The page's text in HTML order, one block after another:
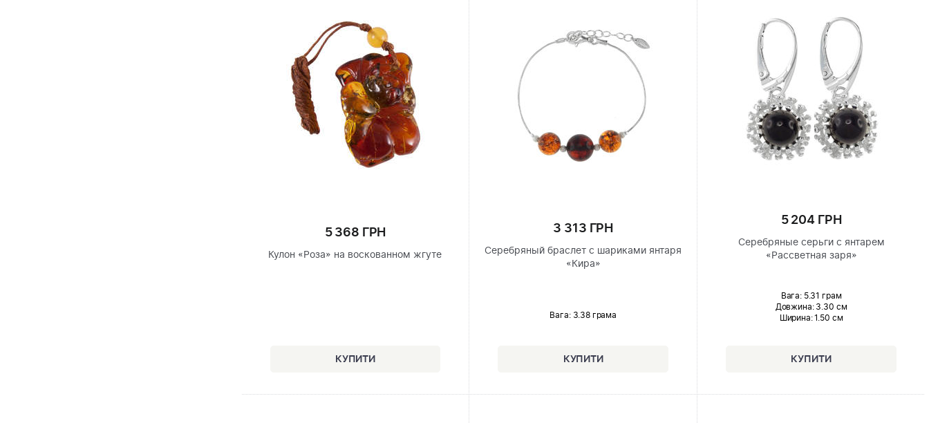
5 368 ГРН
Кулон «Роза» на воскованном жгуте
3 313 ГРН
Серебряный браслет с шариками янтаря
«Кира»
Вага: 3.38 грама
5 204 ГРН
Серебряные серьги с янтарем
«Рассветная заря»
Вага: 5.31 грам
Довжина:3.30 см
Ширина: 1.50 см